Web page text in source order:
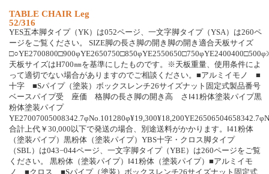
TABLE CHAIR Leg
52/316
YES五本脚タイプ（YK）は052ページ、一文字脚タイプ（YSA）は260ペ
ージをご覧ください。 SIZE脚の長さ脚の開き脚の開き適合天板サイズ
天板サイズはH700㎜を基準にしたものです。※天板重量、使用条件によ
って適切でない場合がありますのでご相談ください。■アルミイモノ ■
十字 ■Sパイプ（塗装）ボックスレンチ26サイズナット固定式製品番号
ベースパイプ受 座価 格脚の長さ脚の開き高 さⅠ41粉体塗装パイプ黒
粉体塗装パイプ
合計上代￥30,000以下で発送の場合、別途送料がかかります。Ⅰ41粉体
（塗装パイプ）黒粉体（塗装パイプ）YBS十字・クロス脚タイプ
（SBL）は043−044ページ、一文字脚タイプ（YBE）は260ページをご覧
ください。 黒粉体（塗装パイプ）Ⅰ41粉体（塗装パイプ）■アルミイモ
ノ ■クロス ■Sパイプ（塗装）ボックスレンチ26サイズナット固定式